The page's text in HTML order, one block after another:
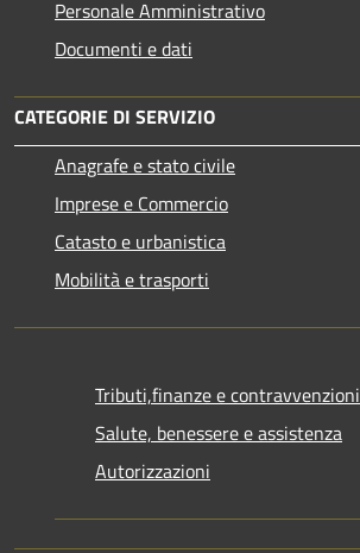
Personale Amministrativo
Documenti e dati
CATEGORIE DI SERVIZIO
Anagrafe e stato civile
Imprese e Commercio
Catasto e urbanistica
Mobilità e trasporti
Tributi,finanze e contravvenzioni
Salute, benessere e assistenza
Autorizzazioni